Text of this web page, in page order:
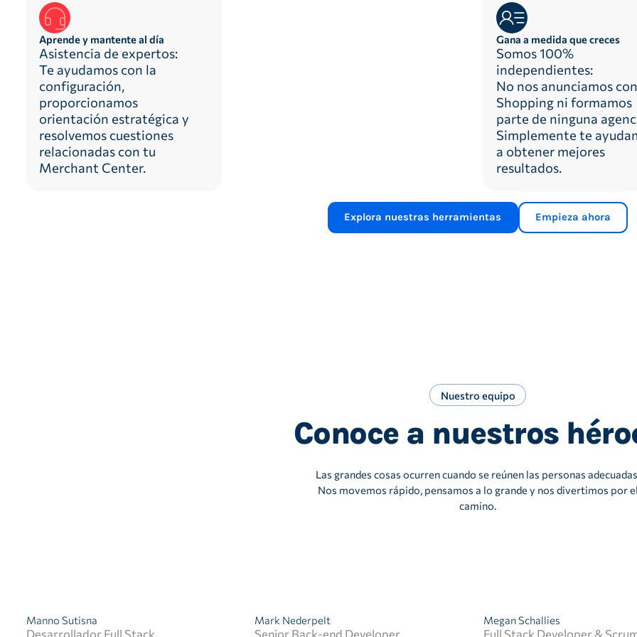
Aprende y mantente al día
Asistencia de expertos:
Te ayudamos con la
configuración,
proporcionamos
orientación estratégica y
resolvemos cuestiones
relacionadas con tu
Merchant Center.
Gana a medida que creces
Somos 100%
independientes:
No nos anunciamos con
Shopping ni formamos
parte de ninguna
Simplemente te
a obtener mejores
resultados.
Explora nuestras herramientas Empieza ahora
Nuestro equipo
Conoce a nuestros
Las grandes cosas ocurren cuando se reúnen las personas
Nos movemos rápido, pensamos a lo grande y nos divertimos por el
camino.
Manno Sutisna
Desarrollador Full Stack
Mark Nederpelt
Senior Back-end Developer
Megan Schallies
Full Stack Developer &